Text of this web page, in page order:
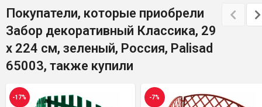
Покупатели, которые приобрели
Забор декоративный Классика, 29
х 224 см, зеленый, Россия, Palisad
65003, также купили
-17% -7%